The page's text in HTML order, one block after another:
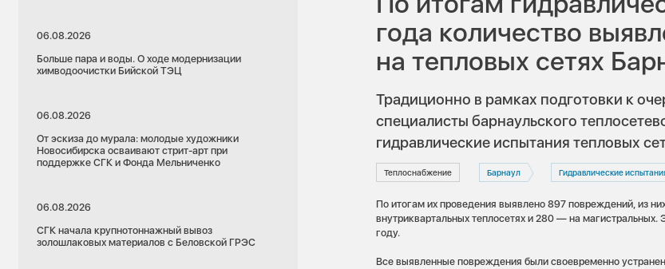
06.08.2026
Больше пара и воды. О ходе модернизации
химводоочистки Бийской ТЭЦ
06.08.2026
От эскиза до мурала: молодые художники
Новосибирска осваивают стрит-арт при
поддержке СГК и Фонда Мельниченко
06.08.2026
СГК начала крупнотоннажный вывоз
золошлаковых материалов с Беловской ГРЭС
года количество
на тепловых сетях
Традиционно в рамках подготовки к
специалисты барнаульского
гидравлические испытания тепловых
Теплоснабжение Барнаул Гидравлические
По итогам их проведения выявлено 897 повреждений, из
внутриквартальных теплосетях и 280 — на
году.
Все выявленные повреждения были своевременно